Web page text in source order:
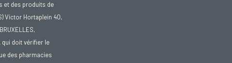
et des produits de
Victor Hortaplein 40,
qui doit vérifier le
des pharmacies